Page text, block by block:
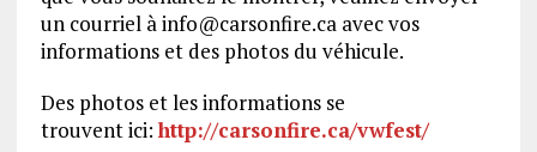
un courriel à info@carsonfire.ca avec vos
informations et des photos du véhicule.
Des photos et les informations se
trouvent ici:http://carsonfire.ca/vwfest/